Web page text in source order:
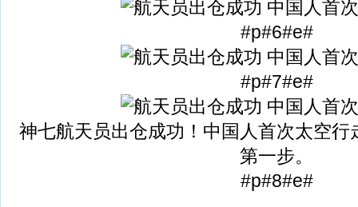
#p#6#e#
#p#7#e#
神七航天员出仓成功！中国人首次太空行
第一步。
#p#8#e#